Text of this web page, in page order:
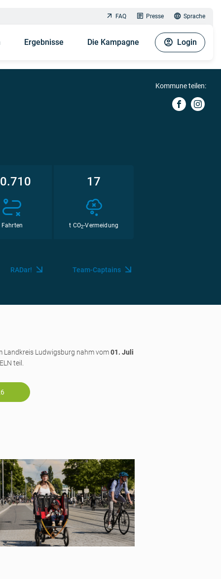
FAQ Presse Sprache
Ergebnisse Die Kampagne Login
Fahrten
17
t CO2-Vermeidung
RADar! Team-Captains
Kommune teilen:
Landkreis Ludwigsburg nahm vom01. Juli
teil.